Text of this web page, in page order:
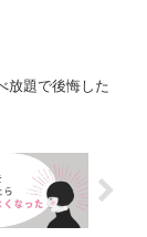
放題で後悔した